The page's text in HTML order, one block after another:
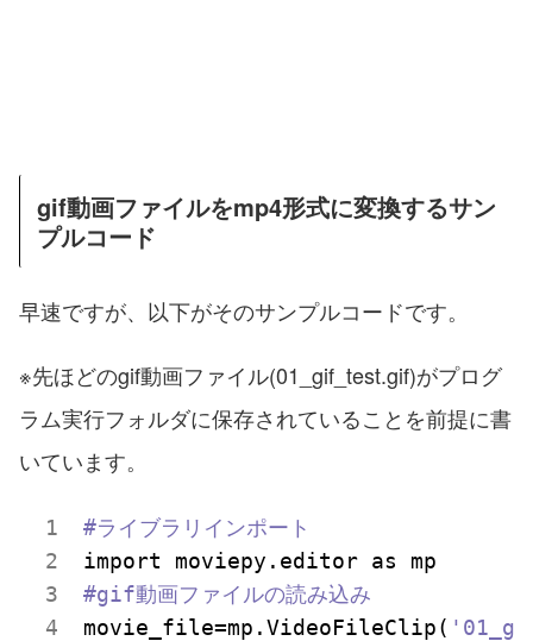
gif動画ファイルをmp4形式に変換するサン
プルコード
早速ですが、以下がそのサンプルコードです。
※先ほどのgif動画ファイル(01_gif_test.gif)がプログ
ラム実行フォルダに保存されていることを前提に書
いています。
#ライブラリインポート
#gif動画ファイルの読み込み
movie_file=mp.VideoFileClip(